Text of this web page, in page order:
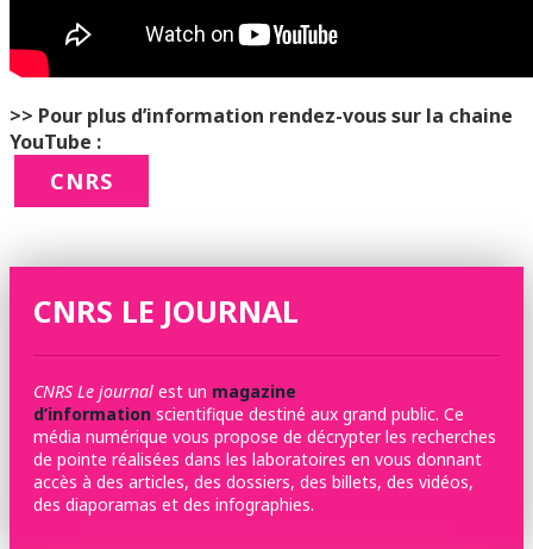
>> Pour plus d’information rendez-vous sur la chaine
YouTube :
CNRS
CNRS LE JOURNAL
CNRS Le journal est un magazine
d’information scientifique destiné aux grand public. Ce
média numérique vous propose de décrypter les recherches
de pointe réalisées dans les laboratoires en vous donnant
accès à des articles, des dossiers, des billets, des vidéos,
des diaporamas et des infographies.